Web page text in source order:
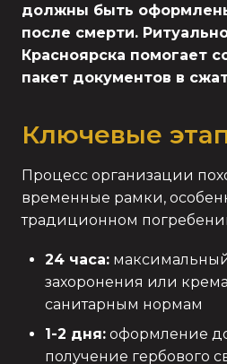
должны быть
после смерти.
Красноярска помогает
пакет документов в
Ключевые
Процесс организации
временные рамки,
традиционном
24 часа:
захоронения или
санитарным нормам
1-2 дня:оформление
получение гербового